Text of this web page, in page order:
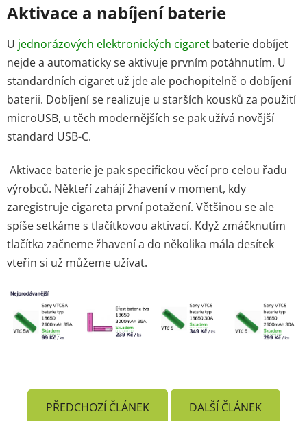
Aktivace a nabíjení baterie
U jednorázových elektronických cigaret baterie dobíjet
nejde a automaticky se aktivuje prvním potáhnutím. U
standardních cigaret už jde ale pochopitelně o dobíjení
baterii. Dobíjení se realizuje u starších kousků za použití
microUSB, u těch modernějších se pak užívá novější
standard USB-C.
Aktivace baterie je pak specifickou věcí pro celou řadu
výrobců. Někteří zahájí žhavení v moment, kdy
zaregistruje cigareta první potažení. Většinou se ale
spíše setkáme s tlačítkovou aktivací. Když zmáčknutím
tlačítka začneme žhavení a do několika mála desítek
vteřin si už můžeme užívat.
PŘEDCHOZÍ ČLÁNEK DALŠÍ ČLÁNEK